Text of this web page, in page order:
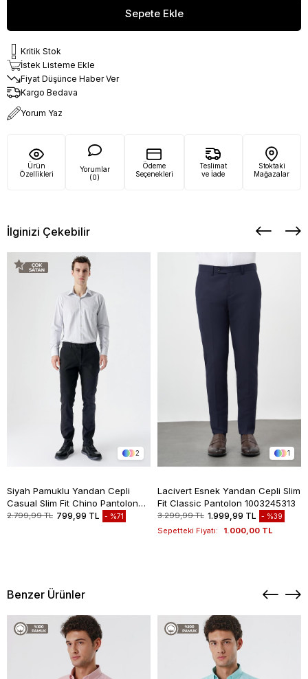
Kritik Stok
İstek Listeme Ekle
Fiyat Düşünce Haber Ver
Kargo Bedava
Yorum Yaz
Ürün
Özellikleri
Yorumlar
(0)
Ödeme
Seçenekleri
Teslimat
ve İade
Stoktaki
Mağazalar
İlginizi Çekebilir
2
Siyah Pamuklu Yandan Cepli
Casual Slim Fit Chino Pantolon
1003235117
2.799,99 TL 799,99 TL %71
1
Lacivert Esnek Yandan Cepli Slim
Fit Classic Pantolon 1003245313
3.299,99 TL 1.999,99 TL %39
Sepetteki Fiyatı: 1.000,00 TL
Benzer Ürünler